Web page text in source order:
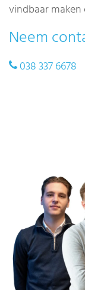
vindbaar maken
Neem
038 337 6678